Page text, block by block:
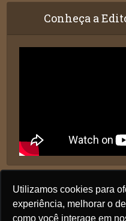
Utilizamos cookies para
experiência, melhorar o
como você interage em
Conheça a